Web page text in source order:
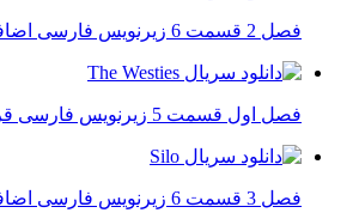
فصل 2 قسمت 6 زیرنویس فارسی اضافه شد
فصل اول قسمت 5 زیرنویس فارسی قرار گرفت
فصل 3 قسمت 6 زیرنویس فارسی اضافه شد